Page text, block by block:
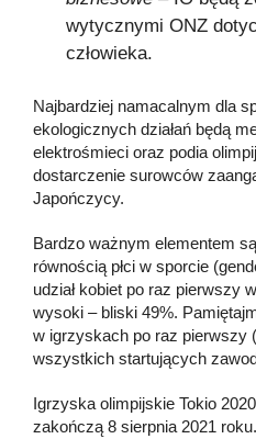
wytycznymi ONZ
człowieka.
Najbardziej namacalnym dla
ekologicznych działań będą
elektrośmieci oraz podia
dostarczenie surowców
Japończycy.
Bardzo ważnym elementem
równością płci w sporcie
udział kobiet po raz pierwszy
wysoki – bliski 49%.
w igrzyskach po raz pierwszy
wszystkich startujących
Igrzyska olimpijskie Tokio
zakończą 8 sierpnia 2021